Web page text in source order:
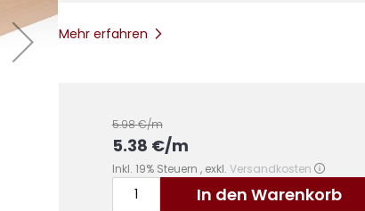
Mehr erfahren
5.98€/m
5.38 €/m
Inkl. 19% Steuern , exkl. Versandkosten
In den Warenkorb